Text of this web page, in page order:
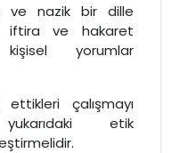
ve nazik bir dille
iftira ve hakaret
kişisel yorumlar
çalışmayı
etik